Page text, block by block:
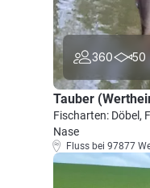
360 50
Tauber
Fischarten: Döbel,
Nase
Fluss bei 97877